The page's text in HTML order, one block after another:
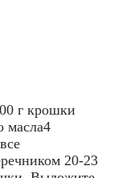
г крошки
масла4
20-23